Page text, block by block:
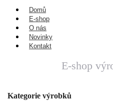
Domů
E-shop
O nás
Novinky
Kontakt
E-shop
Kategorie výrobků